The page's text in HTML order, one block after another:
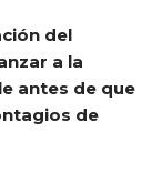
del
a la
antes de que
de